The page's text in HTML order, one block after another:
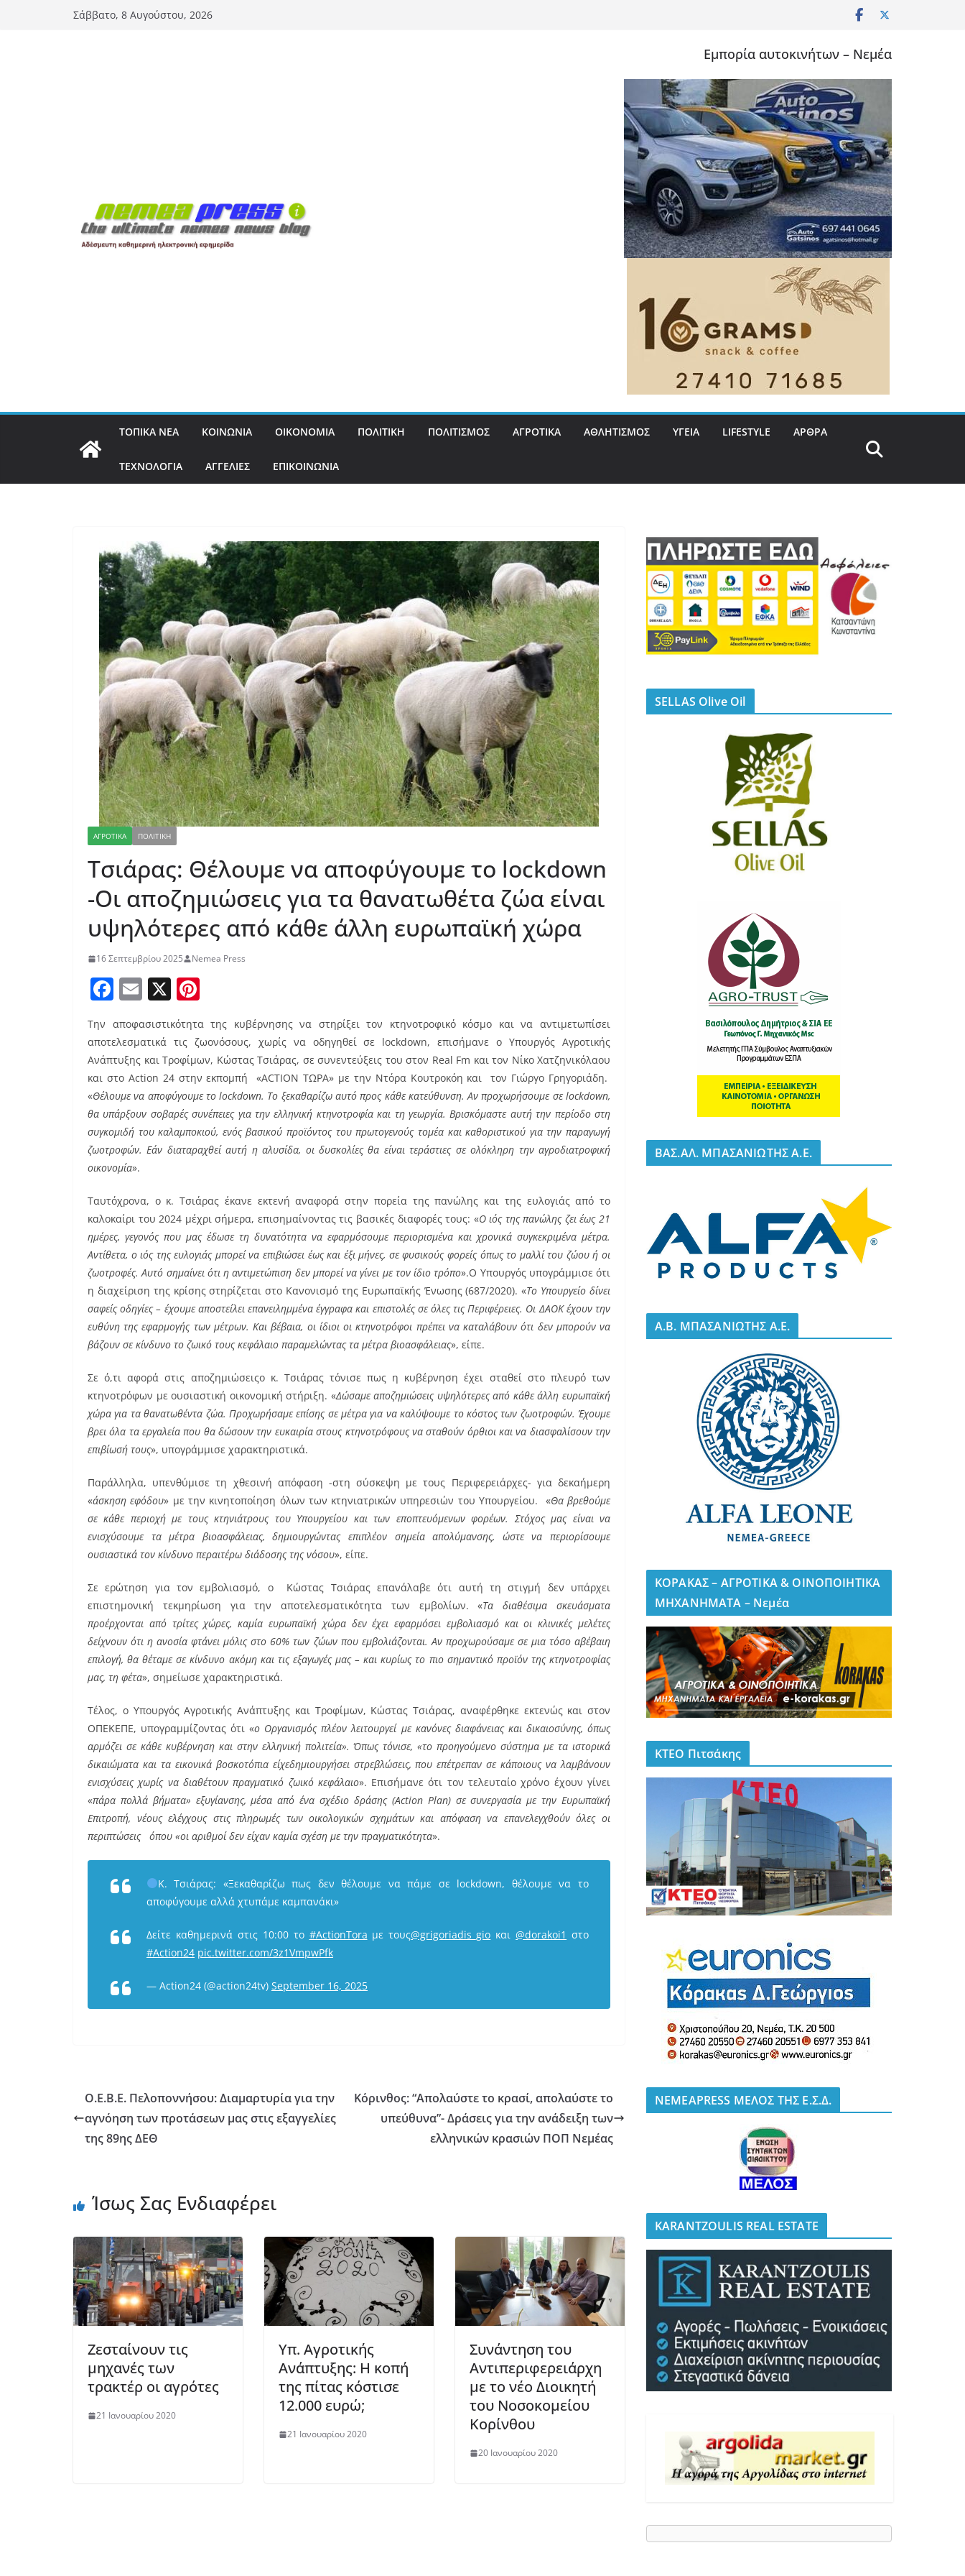
Σάββατο, 8 Αυγούστου, 2026
Εμπορία αυτοκινήτων – Νεμέα
ΤΟΠΙΚΑ ΝΕΑ ΚΟΙΝΩΝΙΑ ΟΙΚΟΝΟΜΙΑ ΠΟΛΙΤΙΚΗ ΠΟΛΙΤΙΣΜΟΣ ΑΓΡΟΤΙΚΑ ΑΘΛΗΤΙΣΜΟΣ ΥΓΕΙΑ LIFESTYLE ΑΡΘΡΑ
ΤΕΧΝΟΛΟΓΙΑ ΑΓΓΕΛΙΕΣ ΕΠΙΚΟΙΝΩΝΙΑ
ΑΓΡΟΤΙΚΑ ΠΟΛΙΤΙΚΗ
Τσιάρας: Θέλουμε να αποφύγουμε το lockdown
-Οι αποζημιώσεις για τα θανατωθέτα ζώα είναι
υψηλότερες από κάθε άλλη ευρωπαϊκή χώρα
16 Σεπτεμβρίου 2025 Nemea Press
F
c
e
b
o
o
k
E
ai
l
X
er
e
st
Την αποφασιστικότητα της κυβέρνησης να στηρίξει τον κτηνοτροφικό κόσμο και να αντιμετωπίσει
αποτελεσματικά τις ζωονόσους, χωρίς να οδηγηθεί σε lockdown, επισήμανε ο Υπουργός Αγροτικής
Ανάπτυξης και Τροφίμων, Κώστας Τσιάρας, σε συνεντεύξεις του στον Real Fm και τον Νίκο Χατζηνικόλαου
και στο Action 24 στην εκπομπή «ACTION ΤΩΡΑ» με την Ντόρα Κουτροκόη και τον Γιώργο Γρηγοριάδη.
«Θέλουμε να αποφύγουμε το lockdown. Το ξεκαθαρίζω αυτό προς κάθε κατεύθυνση. Αν προχωρήσουμε σε lockdown,
θα υπάρξουν σοβαρές συνέπειες για την ελληνική κτηνοτροφία και τη γεωργία. Βρισκόμαστε αυτή την περίοδο στη
συγκομιδή του καλαμποκιού, ενός βασικού προϊόντος του πρωτογενούς τομέα και καθοριστικού για την παραγωγή
ζωοτροφών. Εάν διαταραχθεί αυτή η αλυσίδα, οι δυσκολίες θα είναι τεράστιες σε ολόκληρη την αγροδιατροφική
οικονομία».
Ταυτόχρονα, ο κ. Τσιάρας έκανε εκτενή αναφορά στην πορεία της πανώλης και της ευλογιάς από το
καλοκαίρι του 2024 μέχρι σήμερα, επισημαίνοντας τις βασικές διαφορές τους: «Ο ιός της πανώλης ζει έως 21
ημέρες, γεγονός που μας έδωσε τη δυνατότητα να εφαρμόσουμε περιορισμένα και χρονικά συγκεκριμένα μέτρα.
Αντίθετα, ο ιός της ευλογιάς μπορεί να επιβιώσει έως και έξι μήνες, σε φυσικούς φορείς όπως το μαλλί του ζώου ή οι
ζωοτροφές. Αυτό σημαίνει ότι η αντιμετώπιση δεν μπορεί να γίνει με τον ίδιο τρόπο».Ο Υπουργός υπογράμμισε ότι
η διαχείριση της κρίσης στηρίζεται στο Κανονισμό της Ευρωπαϊκής Ένωσης (687/2020). «Το Υπουργείο δίνει
σαφείς οδηγίες – έχουμε αποστείλει επανειλημμένα έγγραφα και επιστολές σε όλες τις Περιφέρειες. Οι ΔΑΟΚ έχουν την
ευθύνη της εφαρμογής των μέτρων. Και βέβαια, οι ίδιοι οι κτηνοτρόφοι πρέπει να καταλάβουν ότι δεν μπορούν να
βάζουν σε κίνδυνο το ζωικό τους κεφάλαιο παραμελώντας τα μέτρα βιοασφάλειας», είπε.
Σε ό,τι αφορά στις αποζημιώσειςο κ. Τσιάρας τόνισε πως η κυβέρνηση έχει σταθεί στο πλευρό των
κτηνοτρόφων με ουσιαστική οικονομική στήριξη. «Δώσαμε αποζημιώσεις υψηλότερες από κάθε άλλη ευρωπαϊκή
χώρα για τα θανατωθέντα ζώα. Προχωρήσαμε επίσης σε μέτρα για να καλύψουμε το κόστος των ζωοτροφών. Έχουμε
βρει όλα τα εργαλεία που θα δώσουν την ευκαιρία στους κτηνοτρόφους να σταθούν όρθιοι και να διασφαλίσουν την
επιβίωσή τους», υπογράμμισε χαρακτηριστικά.
Παράλληλα, υπενθύμισε τη χθεσινή απόφαση -στη σύσκεψη με τους Περιφερειάρχες- για δεκαήμερη
«άσκηση εφόδου» με την κινητοποίηση όλων των κτηνιατρικών υπηρεσιών του Υπουργείου. «Θα βρεθούμε
σε κάθε περιοχή με τους κτηνιάτρους του Υπουργείου και των εποπτευόμενων φορέων. Στόχος μας είναι να
ενισχύσουμε τα μέτρα βιοασφάλειας, δημιουργώντας επιπλέον σημεία απολύμανσης, ώστε να περιορίσουμε
ουσιαστικά τον κίνδυνο περαιτέρω διάδοσης της νόσου», είπε.
Σε ερώτηση για τον εμβολιασμό, ο Κώστας Τσιάρας επανάλαβε ότι αυτή τη στιγμή δεν υπάρχει
επιστημονική τεκμηρίωση για την αποτελεσματικότητα των εμβολίων. «Τα διαθέσιμα σκευάσματα
προέρχονται από τρίτες χώρες, καμία ευρωπαϊκή χώρα δεν έχει εφαρμόσει εμβολιασμό και οι κλινικές μελέτες
δείχνουν ότι η ανοσία φτάνει μόλις στο 60% των ζώων που εμβολιάζονται. Αν προχωρούσαμε σε μια τόσο αβέβαιη
επιλογή, θα θέταμε σε κίνδυνο ακόμη και τις εξαγωγές μας – και κυρίως το πιο σημαντικό προϊόν της κτηνοτροφίας
μας, τη φέτα», σημείωσε χαρακτηριστικά.
Τέλος, ο Υπουργός Αγροτικής Ανάπτυξης και Τροφίμων, Κώστας Τσιάρας, αναφέρθηκε εκτενώς και στον
ΟΠΕΚΕΠΕ, υπογραμμίζοντας ότι «ο Οργανισμός πλέον λειτουργεί με κανόνες διαφάνειας και δικαιοσύνης, όπως
αρμόζει σε κάθε κυβέρνηση και στην ελληνική πολιτεία». Όπως τόνισε, «το προηγούμενο σύστημα με τα ιστορικά
δικαιώματα και τα εικονικά βοσκοτόπια είχεδημιουργήσει στρεβλώσεις, που επέτρεπαν σε κάποιους να λαμβάνουν
ενισχύσεις χωρίς να διαθέτουν πραγματικό ζωικό κεφάλαιο». Επισήμανε ότι τον τελευταίο χρόνο έχουν γίνει
«πάρα πολλά βήματα» εξυγίανσης, μέσα από ένα σχέδιο δράσης (Action Plan) σε συνεργασία με την Ευρωπαϊκή
Επιτροπή, νέους ελέγχους στις πληρωμές των οικολογικών σχημάτων και απόφαση να επανελεγχθούν όλες οι
περιπτώσεις όπου «οι αριθμοί δεν είχαν καμία σχέση με την πραγματικότητα».
Κ. Τσιάρας: «Ξεκαθαρίζω πως δεν θέλουμε να πάμε σε lockdown, θέλουμε να το
αποφύγουμε αλλά χτυπάμε καμπανάκι»
Δείτε καθημερινά στις 10:00 το #ActionTora με τους@grigoriadis_gio και@dorakoi1 στο
#Action24 pic.twitter.com/3z1VmpwPfk
— Action24 (@action24tv) September 16, 2025
Ο.Ε.Β.Ε. Πελοποννήσου: Διαμαρτυρία για την
αγνόηση των προτάσεων μας στις εξαγγελίες
της 89ης ΔΕΘ
Κόρινθος: “Απολαύστε το κρασί, απολαύστε το
υπεύθυνα”- Δράσεις για την ανάδειξη των
ελληνικών κρασιών ΠΟΠ Νεμέας
Ίσως Σας Ενδιαφέρει
Ζεσταίνουν τις
μηχανές των
τρακτέρ οι αγρότες
21 Ιανουαρίου 2020
Υπ. Αγροτικής
Ανάπτυξης: Η κοπή
της πίτας κόστισε
12.000 ευρώ;
21 Ιανουαρίου 2020
Συνάντηση του
Αντιπεριφερειάρχη
με το νέο Διοικητή
του Νοσοκομείου
Κορίνθου
20 Ιανουαρίου 2020
SELLAS Olive Oil
BΑΣ.ΑΛ. ΜΠΑΣΑΝΙΩΤΗΣ Α.Ε.
A.B. ΜΠΑΣΑΝΙΩΤΗΣ Α.Ε.
ΚΟΡΑΚΑΣ – ΑΓΡΟΤΙΚΑ & ΟΙΝΟΠΟΙΗΤΙΚΑ
ΜΗΧΑΝΗΜΑΤΑ – Νεμέα
ΚΤΕΟ Πιτσάκης
NEMEAPRESS ΜΕΛΟΣ ΤΗΣ Ε.Σ.Δ.
KARANTZOULIS REAL ESTATE